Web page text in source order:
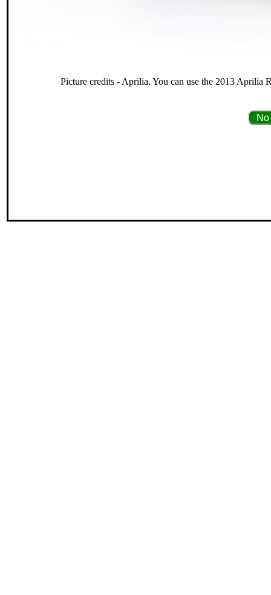
Picture credits - Aprilia. You can use the 2013 Aprilia